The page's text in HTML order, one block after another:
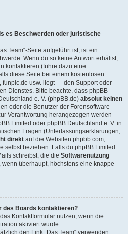
es Beschwerden oder juristische
Team“-Seite aufgeführt ist, ist ein
Wenn du so keine Antwort erhältst,
kontaktieren (führe dazu eine
diese Seite bei einem kostenlosen
funpic.de usw. liegt — den Support oder
Dienstes. Bitte beachte, dass phpBB
e. V. (phpBB.de) absolut keinen
oder die Benutzer der Forensoftware
Verantwortung herangezogen werden
Limited oder phpBB Deutschland e. V. in
Fragen (Unterlassungserklärungen,
direkt auf die Websiten phpbb.com,
selbst beziehen. Falls du phpBB Limited
schreibst, die die Softwarenutzung
wenn überhaupt, höchstens eine knappe
des Boards kontaktieren?
Kontaktformular nutzen, wenn die
aktiviert wurde.
den Link „Das Team“ verwenden.